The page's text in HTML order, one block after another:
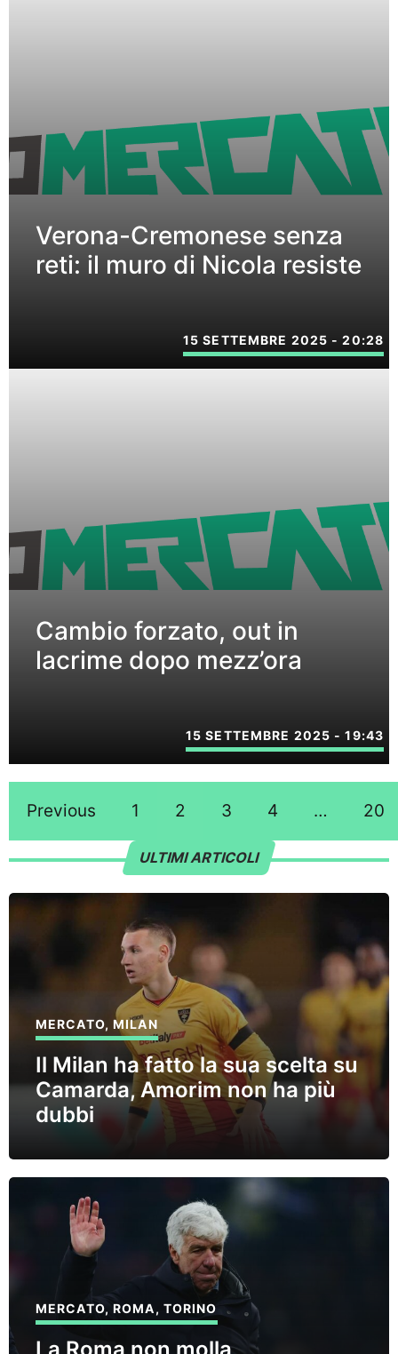
Verona-Cremonese senza
reti: il muro di Nicola resiste
15 SETTEMBRE 2025 - 20:28
Cambio forzato, out in
lacrime dopo mezz’ora
15 SETTEMBRE 2025 - 19:43
Previous 1 2 3 4 … 20
ULTIMI ARTICOLI
MERCATO,MILAN
Il Milan ha fatto la sua scelta su
Camarda, Amorim non ha più
dubbi
MERCATO,ROMA, TORINO